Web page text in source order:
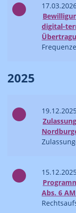
digital-
2025
19.12.2025
15.12.2025
Abs. 6